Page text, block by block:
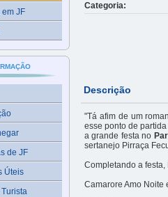
JF
de JF
Úteis
Categoria:
Descrição
"Tá afim de um
esse ponto de
a grande festa no
sertanejo Pirraça
Completando a
Camarore Amo Noite